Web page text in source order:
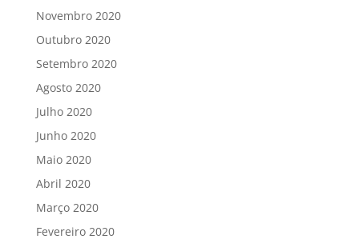
Novembro 2020
Outubro 2020
Setembro 2020
Agosto 2020
Julho 2020
Junho 2020
Maio 2020
Abril 2020
Março 2020
Fevereiro 2020